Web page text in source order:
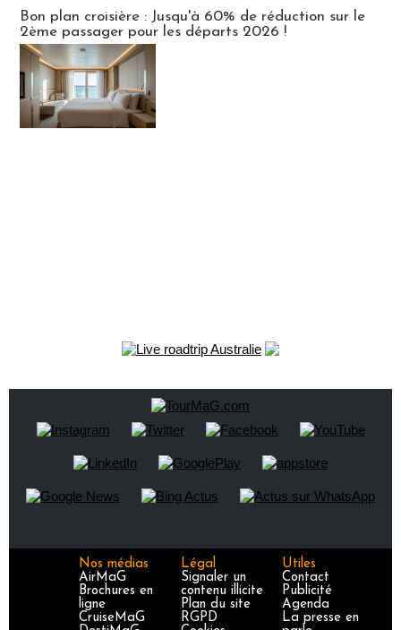
Bon plan croisière : Jusqu'à 60% de réduction sur le
2ème passager pour les départs 2026 !
Nos médias
AirMaG
Brochures en
ligne
CruiseMaG
Légal
Signaler un
contenu illicite
Plan du site
RGPD
Utiles
Contact
Publicité
Agenda
La presse en